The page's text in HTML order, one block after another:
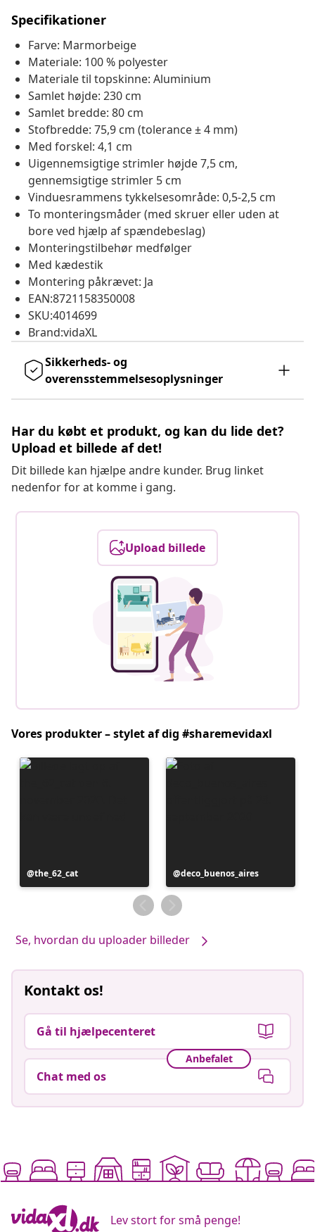
Specifikationer
Farve: Marmorbeige
Materiale: 100 % polyester
Materiale til topskinne: Aluminium
Samlet højde: 230 cm
Samlet bredde: 80 cm
Stofbredde: 75,9 cm (tolerance ± 4 mm)
Med forskel: 4,1 cm
Uigennemsigtige strimler højde 7,5 cm,
gennemsigtige strimler 5 cm
Vinduesrammens tykkelsesområde: 0,5-2,5 cm
To monteringsmåder (med skruer eller uden at
bore ved hjælp af spændebeslag)
Monteringstilbehør medfølger
Med kædestik
Montering påkrævet: Ja
EAN:8721158350008
SKU:4014699
Brand:vidaXL
Sikkerheds- og
overensstemmelsesoplysninger
Har du købt et produkt, og kan du lide det?
Upload et billede af det!
Dit billede kan hjælpe andre kunder. Brug linket
nedenfor for at komme i gang.
Upload billede
Vores produkter – stylet af dig #sharemevidaxl
Opslag
offentliggjort
the_62_cat
Opslag
offentliggjort
af
deco_buenos_aires
Se, hvordan du uploader billeder
Kontakt os!
Gå til hjælpecenteret
Anbefalet
Chat med os
Lev stort for små penge!